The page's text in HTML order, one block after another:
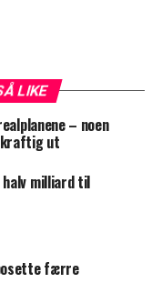
LIKE
– noen
kraftig ut
milliard til
færre